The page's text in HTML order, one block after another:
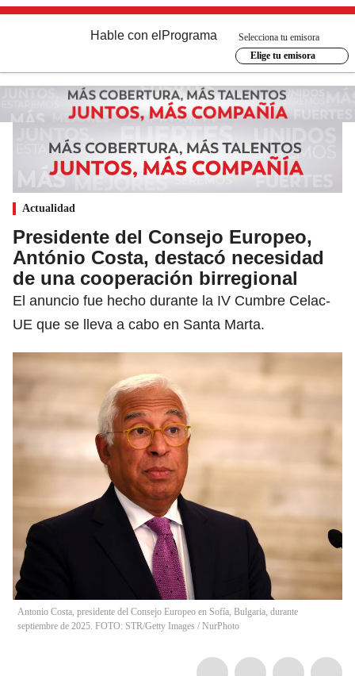
Hable con el Programa
Selecciona tu emisora
Elige tu emisora
Actualidad
Presidente del Consejo Europeo,
António Costa, destacó necesidad
de una cooperación birregional
El anuncio fue hecho durante la IV Cumbre Celac-
UE que se lleva a cabo en Santa Marta.
Antonio Costa, presidente del Consejo Europeo en Sofía, Bulgaria, durante
septiembre de 2025. FOTO: STR/Getty Images / NurPhoto